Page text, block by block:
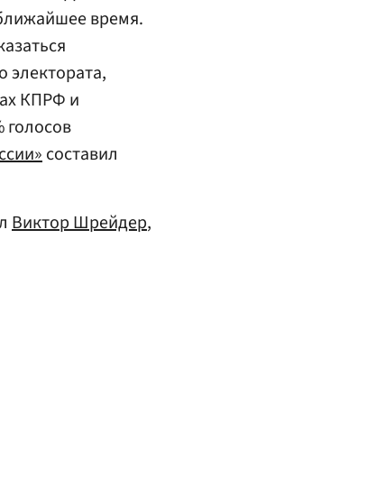
время.
электората,
КПРФ и
голосов
составил
Виктор Шрейдер,